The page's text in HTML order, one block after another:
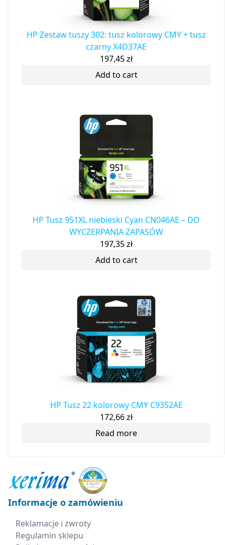
HP Zestaw tuszy 302: tusz kolorowy CMY + tusz
czarny X4D37AE
197,45zł
Add to cart
HP Tusz 951XL niebieski Cyan CN046AE – DO
WYCZERPANIA ZAPASÓW
197,35zł
Add to cart
HP Tusz 22 kolorowy CMY C9352AE
172,66zł
Read more
Informacje o zamówieniu
Reklamacje i zwroty
Regulamin sklepu